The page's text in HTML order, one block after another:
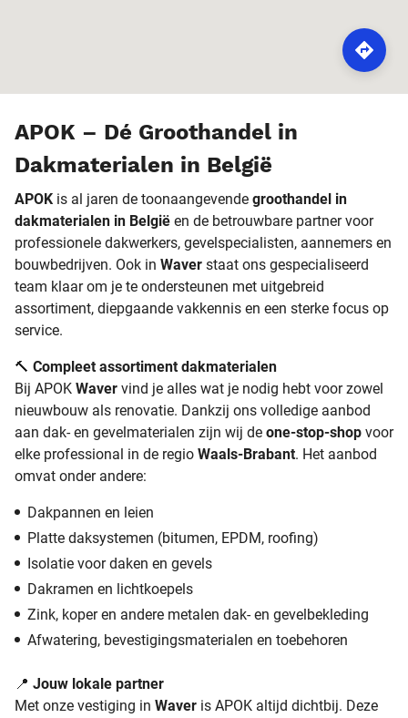
ROUTE
APOK – Dé Groothandel in
Dakmaterialen in België
APOK is al jaren de toonaangevende groothandel in
dakmaterialen in België en de betrouwbare partner voor
professionele dakwerkers, gevelspecialisten, aannemers en
bouwbedrijven. Ook in Waver staat ons gespecialiseerd
team klaar om je te ondersteunen met uitgebreid
assortiment, diepgaande vakkennis en een sterke focus op
service.
🔨 Compleet assortiment dakmaterialen
Bij APOK Waver vind je alles wat je nodig hebt voor zowel
nieuwbouw als renovatie. Dankzij ons volledige aanbod
aan dak- en gevelmaterialen zijn wij de one-stop-shop voor
elke professional in de regio Waals-Brabant. Het aanbod
omvat onder andere:
Dakpannen en leien
Platte daksystemen (bitumen, EPDM, roofing)
Isolatie voor daken en gevels
Dakramen en lichtkoepels
Zink, koper en andere metalen dak- en gevelbekleding
Afwatering, bevestigingsmaterialen en toebehoren
📍 Jouw lokale partner
Met onze vestiging in Waver is APOK altijd dichtbij. Deze